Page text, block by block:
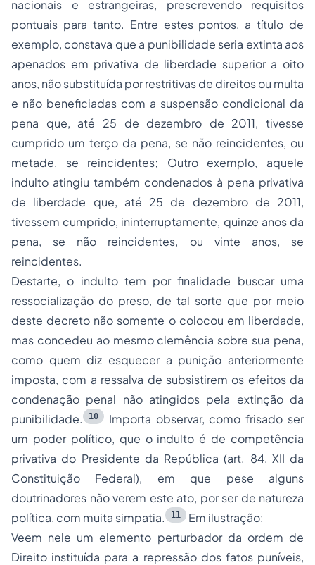
nacionais e estrangeiras, prescrevendo requisitos
pontuais para tanto. Entre estes pontos, a título de
exemplo, constava que a punibilidade seria extinta aos
apenados em privativa de liberdade superior a oito
anos, não substituída por restritivas de direitos ou multa
e não beneficiadas com a suspensão condicional da
pena que, até 25 de dezembro de 2011, tivesse
cumprido um terço da pena, se não reincidentes, ou
metade, se reincidentes; Outro exemplo, aquele
indulto atingiu também condenados à pena privativa
de liberdade que, até 25 de dezembro de 2011,
tivessem cumprido, ininterruptamente, quinze anos da
pena, se não reincidentes, ou vinte anos, se
reincidentes.
Destarte, o indulto tem por finalidade buscar uma
ressocialização do preso, de tal sorte que por meio
deste decreto não somente o colocou em liberdade,
mas concedeu ao mesmo clemência sobre sua pena,
como quem diz esquecer a punição anteriormente
imposta, com a ressalva de subsistirem os efeitos da
condenação penal não atingidos pela extinção da
punibilidade.
10
Importa observar, como frisado ser
um poder político, que o indulto é de competência
privativa do Presidente da República (art. 84, XII da
Constituição Federal), em que pese alguns
doutrinadores não verem este ato, por ser de natureza
política, com muita simpatia.
11
Em ilustração:
Veem nele um elemento perturbador da ordem de
Direito instituída para a repressão dos fatos puníveis,